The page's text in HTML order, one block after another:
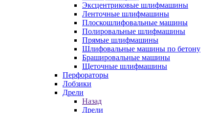
Эксцентриковые шлифмашины
Ленточные шлифмашины
Плоскошлифовальные машины
Полировальные шлифмашины
Прямые шлифмашины
Шлифовальные машины по бетону
Брашировальные машины
Щеточные шлифмашины
Перфораторы
Лобзики
Дрели
Назад
Дрели